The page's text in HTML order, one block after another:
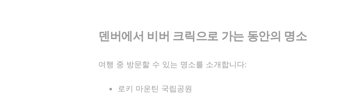
덴버에서 비버 크릭으로 가는 동안의 명소
여행 중 방문할 수 있는 명소를 소개합니다:
로키 마운틴 국립공원